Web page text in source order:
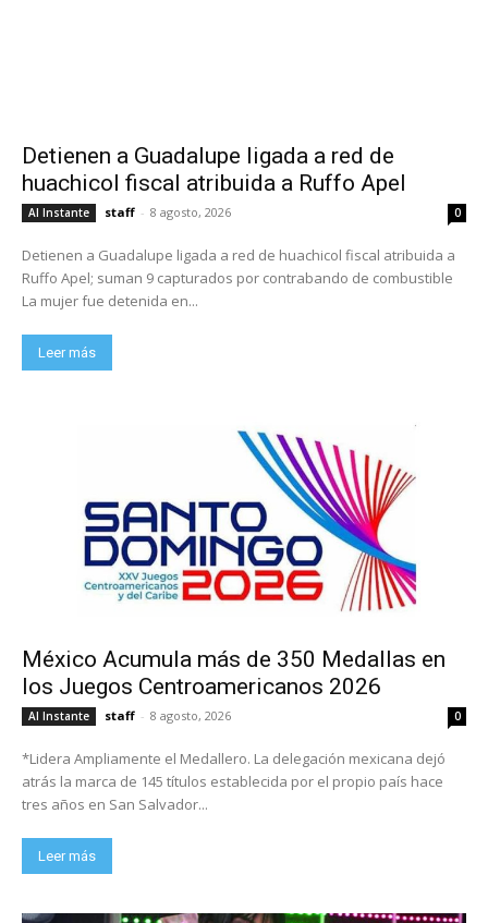
Detienen a Guadalupe ligada a red de
huachicol fiscal atribuida a Ruffo Apel
Al Instante staff - 8 agosto, 2026 0
Detienen a Guadalupe ligada a red de huachicol fiscal atribuida a
Ruffo Apel; suman 9 capturados por contrabando de combustible
La mujer fue detenida en...
Leer más
México Acumula más de 350 Medallas en
los Juegos Centroamericanos 2026
Al Instante staff - 8 agosto, 2026 0
*Lidera Ampliamente el Medallero. La delegación mexicana dejó
atrás la marca de 145 títulos establecida por el propio país hace
tres años en San Salvador...
Leer más